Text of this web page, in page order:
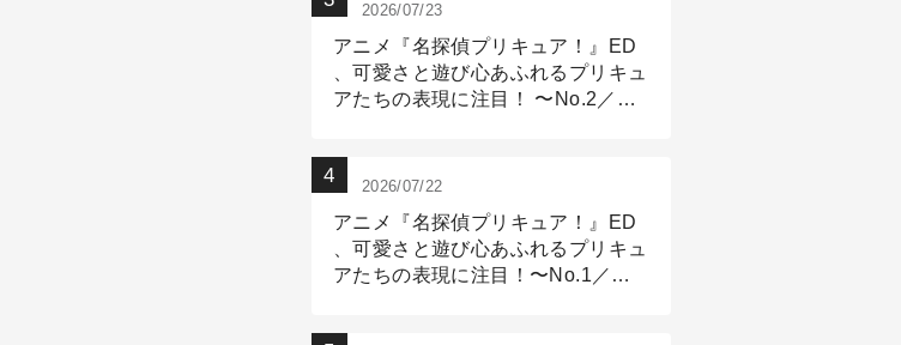
2026/07/23
アニメ『名探偵プリキュア！』ED
、可愛さと遊び心あふれるプリキュ
アたちの表現に注目！ 〜No.2／モ
2026/07/22
アニメ『名探偵プリキュア！』ED
、可愛さと遊び心あふれるプリキュ
アたちの表現に注目！〜No.1／演